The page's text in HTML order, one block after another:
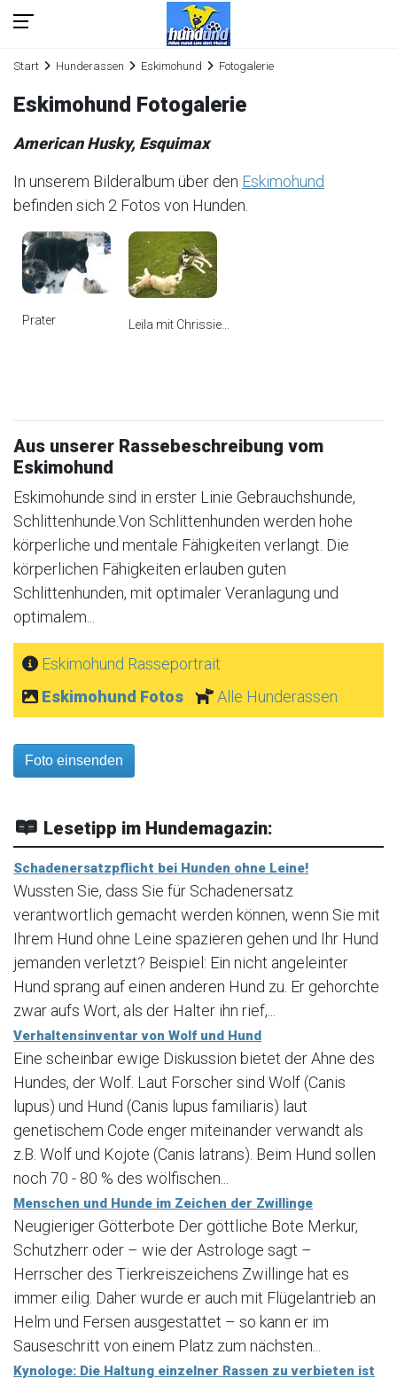
Start Hunderassen Eskimohund Fotogalerie
Eskimohund Fotogalerie
American Husky, Esquimax
In unserem Bilderalbum über den Eskimohund
befinden sich 2 Fotos von Hunden.
Prater Leila mit Chrissie...
Aus unserer Rassebeschreibung vom
Eskimohund
Eskimohunde sind in erster Linie Gebrauchshunde,
Schlittenhunde.Von Schlittenhunden werden hohe
körperliche und mentale Fähigkeiten verlangt. Die
körperlichen Fähigkeiten erlauben guten
Schlittenhunden, mit optimaler Veranlagung und
optimalem...
Eskimohund Rasseportrait
Eskimohund Fotos
Alle Hunderassen
Foto einsenden
Lesetipp im Hundemagazin:
Schadenersatzpflicht bei Hunden ohne Leine!
Wussten Sie, dass Sie für Schadenersatz
verantwortlich gemacht werden können, wenn Sie mit
Ihrem Hund ohne Leine spazieren gehen und Ihr Hund
jemanden verletzt? Beispiel: Ein nicht angeleinter
Hund sprang auf einen anderen Hund zu. Er gehorchte
zwar aufs Wort, als der Halter ihn rief,...
Verhaltensinventar von Wolf und Hund
Eine scheinbar ewige Diskussion bietet der Ahne des
Hundes, der Wolf. Laut Forscher sind Wolf (Canis
lupus) und Hund (Canis lupus familiaris) laut
genetischem Code enger miteinander verwandt als
z.B. Wolf und Kojote (Canis latrans). Beim Hund sollen
noch 70 - 80 % des wölfischen...
Menschen und Hunde im Zeichen der Zwillinge
Neugieriger Götterbote Der göttliche Bote Merkur,
Schutzherr oder – wie der Astrologe sagt –
Herrscher des Tierkreiszeichens Zwillinge hat es
immer eilig. Daher wurde er auch mit Flügelantrieb an
Helm und Fersen ausgestattet – so kann er im
Sauseschritt von einem Platz zum nächsten...
Kynologe: Die Haltung einzelner Rassen zu verbieten ist